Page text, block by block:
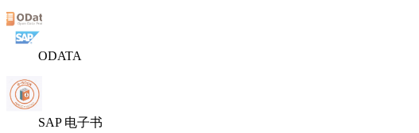
ODATA
SAP 电子书